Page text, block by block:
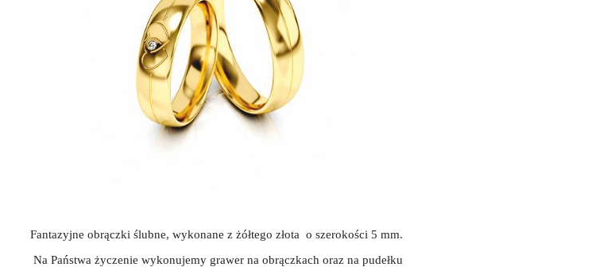
Fantazyjne obrączki ślubne, wykonane z żółtego złota o szerokości 5 mm.
Na Państwa życzenie wykonujemy grawer na obrączkach oraz na pudełku